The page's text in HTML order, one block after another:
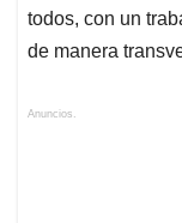
todos, con un
de manera
Anuncios.